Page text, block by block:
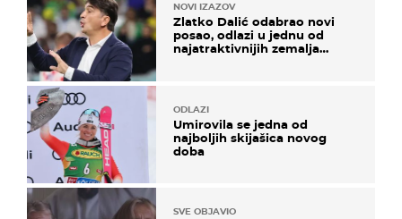
NOVI IZAZOV
Zlatko Dalić odabrao novi
posao, odlazi u jednu od
najatraktivnijih zemalja
ODLAZI
Umirovila se jedna od
najboljih skijašica novog
doba
SVE OBJAVIO